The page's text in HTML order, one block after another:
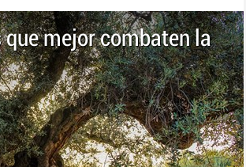
mejor combaten la